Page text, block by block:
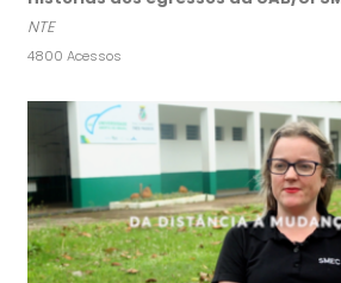
NTE
4800 Acessos